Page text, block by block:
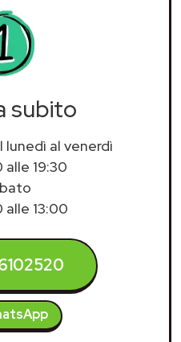
subito
lunedì al venerdì
alle 19:30
alle 13:00